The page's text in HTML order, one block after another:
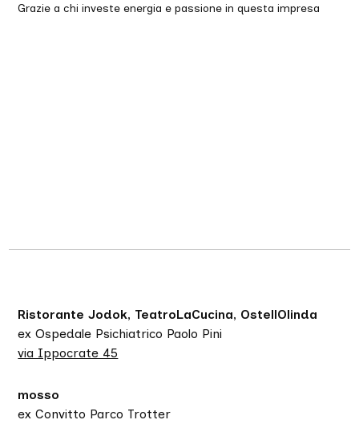
Grazie a chi investe energia e passione in questa impresa
Ristorante Jodok, TeatroLaCucina, OstellOlinda
ex Ospedale Psichiatrico Paolo Pini
via Ippocrate 45
mosso
ex Convitto Parco Trotter